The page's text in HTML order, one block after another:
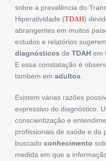
sobre a prevalência do
Hiperatividade (TDAH)
abrangentes em muitos
estudos e relatórios
diagnósticos de TDAH em
E essa constatação é
também em adultos.
Existem várias razões
expressivo do diagnóstico.
conscientização e
profissionais de saúde e da
buscado conhecimento
medida em que a